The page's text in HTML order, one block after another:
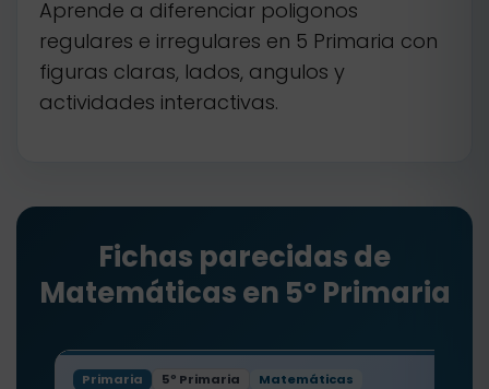
Aprende a diferenciar poligonos
regulares e irregulares en 5 Primaria con
figuras claras, lados, angulos y
actividades interactivas.
Fichas parecidas de
Matemáticas en 5º Primaria
Primaria 5º Primaria Matemáticas